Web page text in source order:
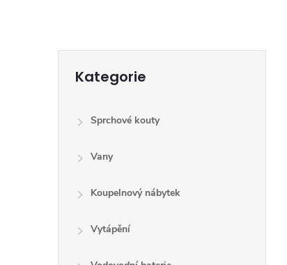
kategorie
Kategorie
Sprchové kouty
Vany
Koupelnový nábytek
Vytápění